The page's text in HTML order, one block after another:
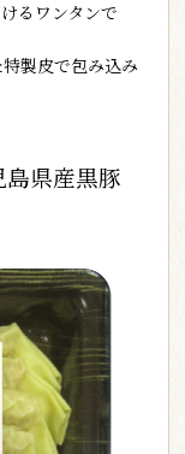
るワンタンで
製皮で包み込み
県産黒豚